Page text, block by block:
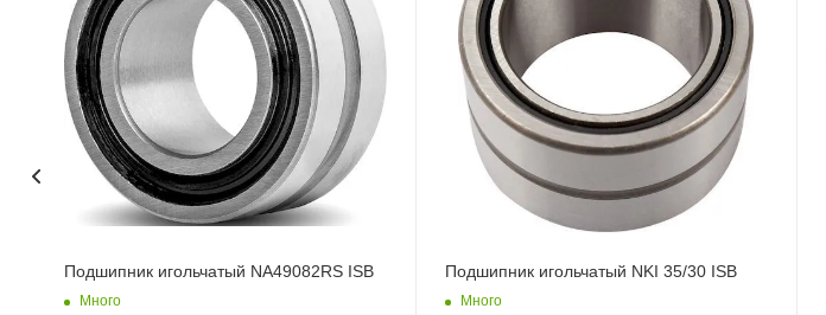
Подшипник игольчатый NA49082RS ISB
Много
Подшипник игольчатый NKI 35/30 ISB
Много